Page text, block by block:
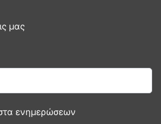
μας
ενημερώσεων